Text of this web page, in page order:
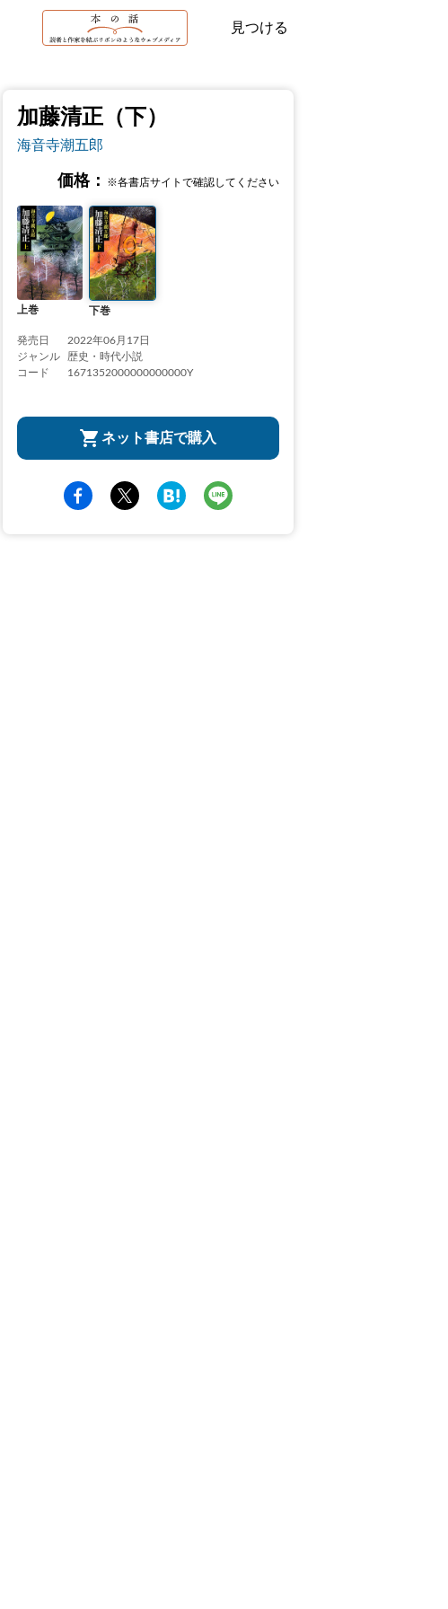
見つける
加藤清正（下）
海音寺潮五郎
価格： ※各書店サイトで確認してください
上巻 下巻
発売日
2022年06月17日
ジャンル
歴史・時代小説
コード
1671352000000000000Y
ネット書店で購入